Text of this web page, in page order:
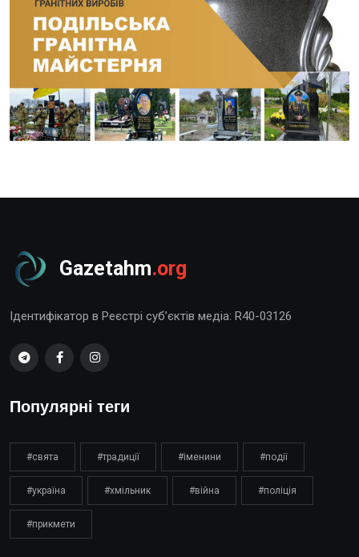
Gazetahm.org
Ідентифікатор в Реєстрі суб’єктів медіа: R40-03126
Популярні теги
#свята #традиції #іменини #події
#україна #хмільник #війна #поліція
#прикмети